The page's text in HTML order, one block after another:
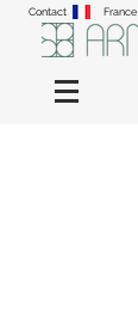
Contact France